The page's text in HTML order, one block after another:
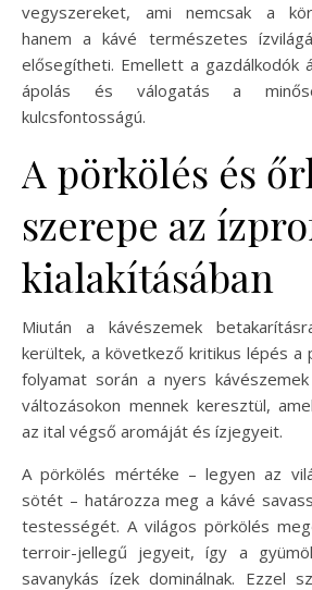
vegyszereket, ami nemcsak a
hanem a kávé természetes
elősegítheti. Emellett a gazdálkodók
ápolás és válogatás a
kulcsfontosságú.
A pörkölés és
szerepe az
kialakításában
Miután a kávészemek
kerültek, a következő kritikus lépés a
folyamat során a nyers
változásokon mennek keresztül,
az ital végső aromáját és ízjegyeit.
A pörkölés mértéke – legyen az
sötét – határozza meg a kávé
testességét. A világos pörkölés
terroir-jellegű jegyeit, így a
savanykás ízek dominálnak. Ezzel